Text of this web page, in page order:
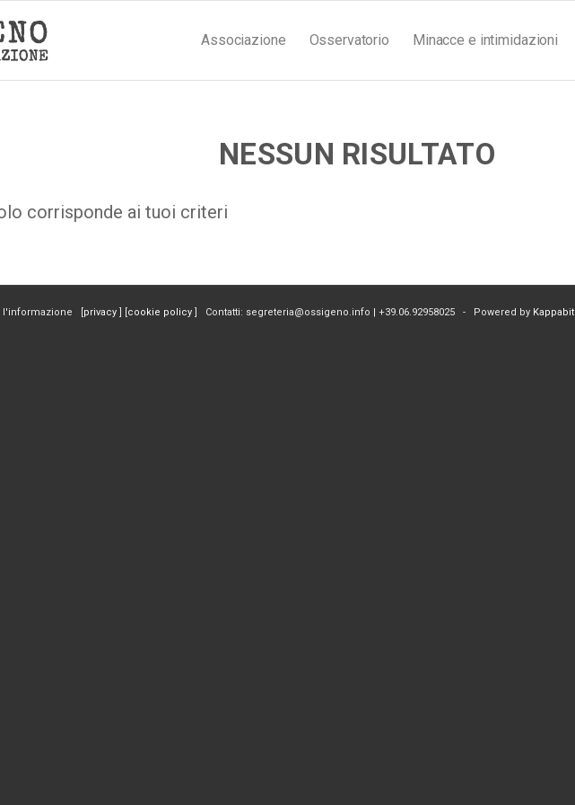
Associazione Osservatorio Minacce e intimidazioni
NESSUN RISULTATO
corrisponde ai tuoi criteri
l'informazione [privacy ] [cookie policy ] Contatti: segreteria@ossigeno.info | +39.06.92958025 - Powered by Kappabit